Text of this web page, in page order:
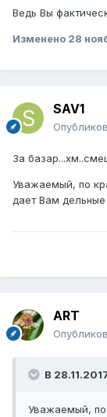
Ведь Вы
Изменено 28
SAV1
За
Уважаемый, по
дает Вам дельные
ART
В
Уважаемый,